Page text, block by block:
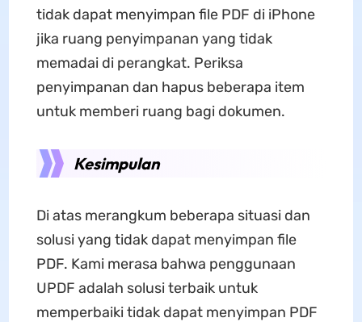
tidak dapat menyimpan file PDF di iPhone
jika ruang penyimpanan yang tidak
memadai di perangkat. Periksa
penyimpanan dan hapus beberapa item
untuk memberi ruang bagi dokumen.
Kesimpulan
Di atas merangkum beberapa situasi dan
solusi yang tidak dapat menyimpan file
PDF. Kami merasa bahwa penggunaan
UPDF adalah solusi terbaik untuk
memperbaiki tidak dapat menyimpan PDF